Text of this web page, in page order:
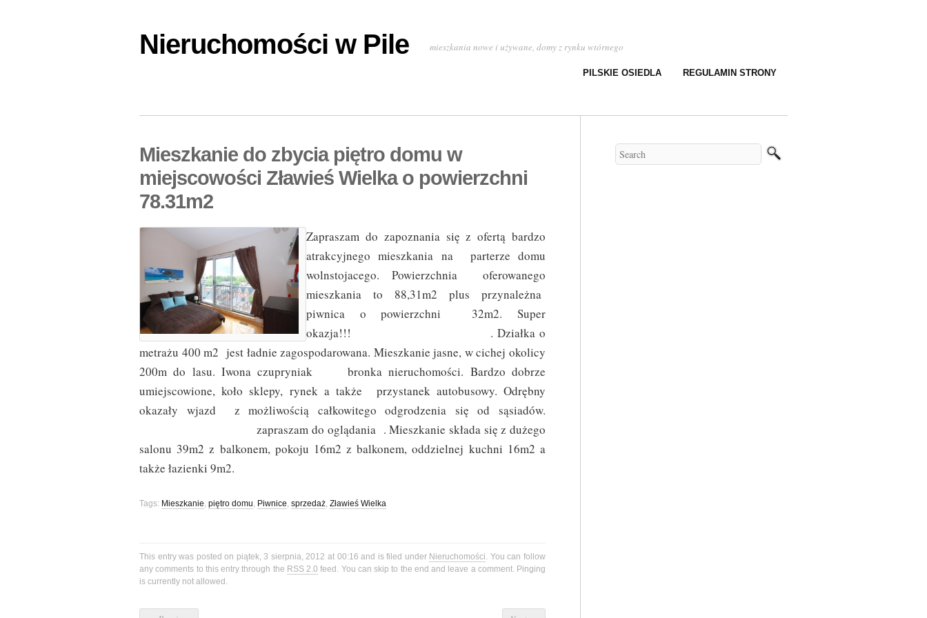
Nieruchomości w Pile mieszkania nowe i używane, domy z rynku wtórnego
PILSKIE OSIEDLA REGULAMIN STRONY
Mieszkanie do zbycia piętro domu w
miejscowości Zławieś Wielka o powierzchni
78.31m2
Zapraszam do zapoznania się z ofertą bardzo
atrakcyjnego mieszkania na parterze domu
wolnstojacego. Powierzchnia oferowanego
mieszkania to 88,31m2 plus przynależna
piwnica o powierzchni 32m2. Super
okazja!!! . Działka o
metrażu 400 m2 jest ładnie zagospodarowana. Mieszkanie jasne, w cichej okolicy
200m do lasu. Iwona czupryniak bronka nieruchomości. Bardzo dobrze
umiejscowione, koło sklepy, rynek a także przystanek autobusowy. Odrębny
okazały wjazd z możliwością całkowitego odgrodzenia się od sąsiadów.
zapraszam do oglądania . Mieszkanie składa się z dużego
salonu 39m2 z balkonem, pokoju 16m2 z balkonem, oddzielnej kuchni 16m2 a
także łazienki 9m2.
Tags: Mieszkanie, piętro domu, Piwnice, sprzedaż, Zławieś Wielka
This entry was posted on piątek, 3 sierpnia, 2012 at 00:16 and is filed under Nieruchomości. You can follow
any comments to this entry through the RSS 2.0 feed. You can skip to the end and leave a comment. Pinging
is currently not allowed.